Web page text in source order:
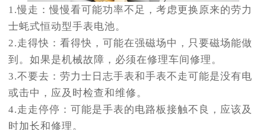
1.慢走：慢慢看可能功率不足，考虑更换原来的劳力
士蚝式恒动型手表电池。
2.走得快：看得快，可能在强磁场中，只要磁场能做
到。如果是机械故障，必须在修理车间修理。
3.不要去：劳力士日志手表和手表不走可能是没有电
或击中，应及时检查和维修。
4.走走停停：可能是手表的电路板接触不良，应该及
时加长和修理。